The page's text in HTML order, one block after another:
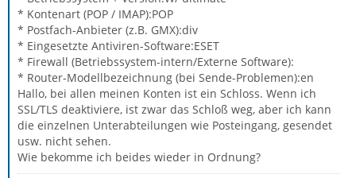
* Kontenart (POP / IMAP):POP
* Postfach-Anbieter (z.B. GMX):div
* Eingesetzte Antiviren-Software:ESET
* Firewall (Betriebssystem-intern/Externe Software):
* Router-Modellbezeichnung (bei Sende-Problemen):en
Hallo, bei allen meinen Konten ist ein Schloss. Wenn ich
SSL/TLS deaktiviere, ist zwar das Schloß weg, aber ich kann
die einzelnen Unterabteilungen wie Posteingang, gesendet
usw. nicht sehen.
Wie bekomme ich beides wieder in Ordnung?